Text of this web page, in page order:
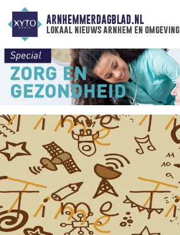
ARNHEMMERDAGBLAD.NL
lokaal nieuws arnhem en omgeving